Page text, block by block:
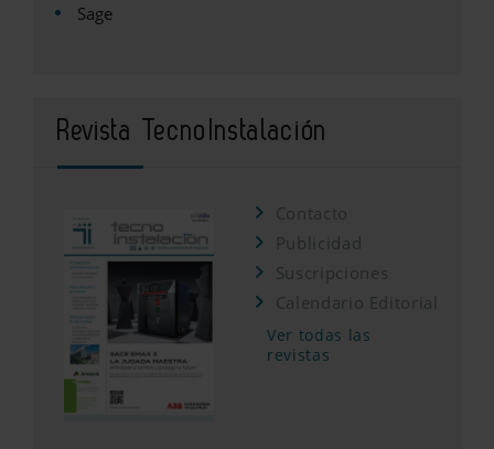
Sage
Revista TecnoInstalación
Contacto
Publicidad
Suscripciones
Calendario Editorial
Ver todas las
revistas